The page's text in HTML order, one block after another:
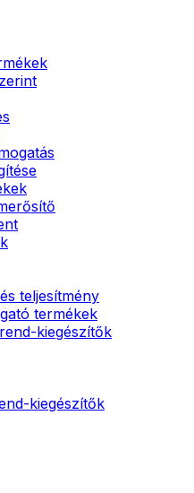
teljesítmény
termékek
kiegészítők
kiegészítők